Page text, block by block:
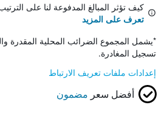
كيف تؤثر المبالغ المدفوعة لنا على
تعرف على المزيد
*يشمل المجموع الضرائب المحلية المقدرة
تسجيل المغادرة.
إعدادات ملفات تعريف الارتباط
أفضل سعر مضمون